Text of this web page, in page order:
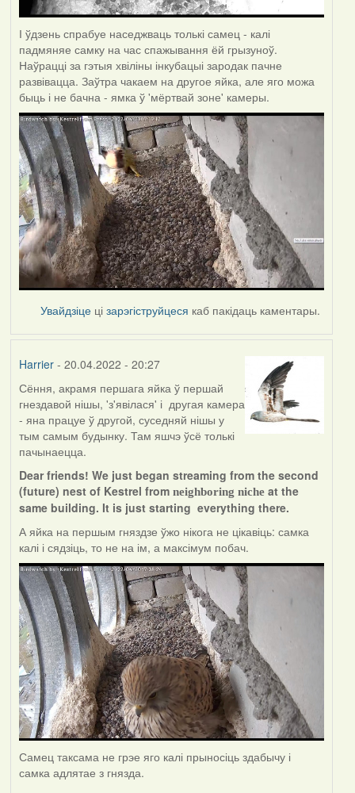
І ўдзень спрабуе наседжваць толькі самец - калі
падмяняе самку на час спажывання ёй грызуноў.
Наўрацці за гэтыя хвіліны інкубацыі зародак пачне
развівацца. Заўтра чакаем на другое яйка, але яго можа
быць і не бачна - ямка ў 'мёртвай зоне' камеры.
Увайдзіце цізарэгіструйцеся каб пакідаць каментары.
Harrier- 20.04.2022 - 20:27
Сёння, акрамя першага яйка ў першай
гнездавой нішы, 'з'явілася' і другая камера
- яна працуе ў другой, суседняй нішы у
тым самым будынку. Там яшчэ ўсё толькі
пачынаецца.
Dear friends! We just began streaming from the second
(future) nest of Kestrel from neighboring nicheat the
same building. It is just starting everything there.
А яйка на першым гняздзе ўжо нікога не цікавіць: самка
калі і сядзіць, то не на ім, а максімум побач.
Самец таксама не грэе яго калі прыносіць здабычу і
самка адлятае з гнязда.